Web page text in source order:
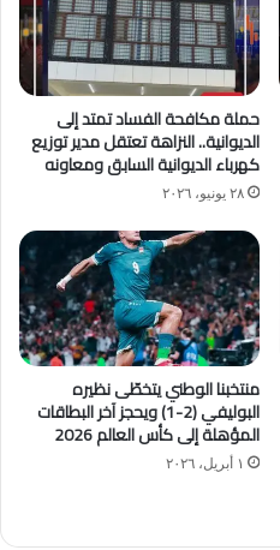
حملة مكافحة الفساد تمتد إلى
الديوانية.. النزاهة تعتقل مدير توزيع
كهرباء الديوانية السابق ومعاونه
٢٨ يونيو، ٢٠٢٦
منتخبنا الوطني يتخطّى نظيره
البوليفي (2-1) ويحجز آخر البطاقات
المؤهلة إلى كأس العالم 2026
١ أبريل، ٢٠٢٦